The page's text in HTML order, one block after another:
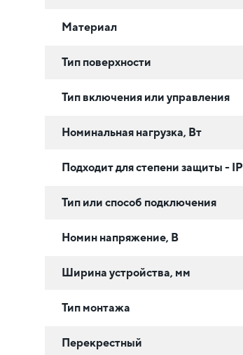
Материал
Тип поверхности
Тип включения или управления
Номинальная нагрузка, Вт
Подходит для степени защиты - IP
Тип или способ подключения
Номин напряжение, В
Ширина устройства, мм
Тип монтажа
Перекрестный